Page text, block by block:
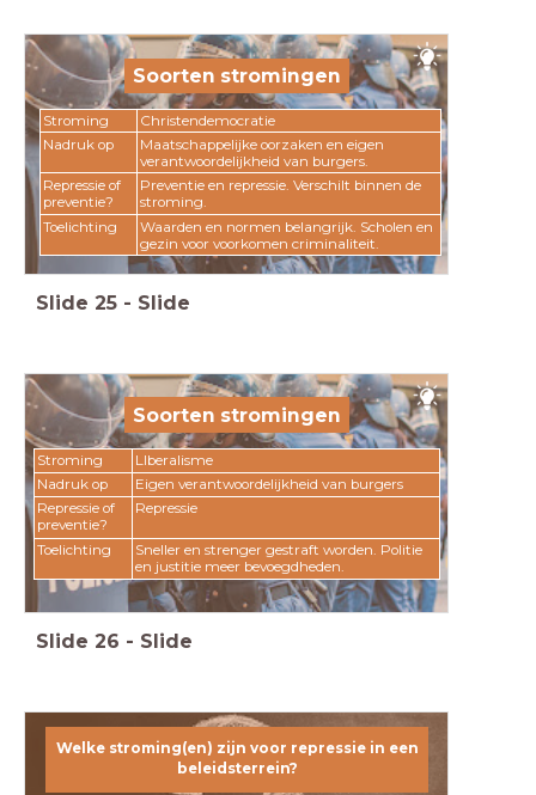
Soorten stromingen
Stroming
Christendemocratie
Nadruk op
Maatschappelijke oorzaken en eigen
verantwoordelijkheid van burgers.
Repressie of
preventie?
Preventie en repressie. Verschilt binnen de
stroming.
Toelichting
Waarden en normen belangrijk. Scholen en
gezin voor voorkomen criminaliteit.
Slide 25 - Slide
Soorten stromingen
Stroming
LIberalisme
Nadruk op
Eigen verantwoordelijkheid van burgers
Repressie of
preventie?
Repressie
Toelichting
Sneller en strenger gestraft worden. Politie
en justitie meer bevoegdheden.
Slide 26 - Slide
Welke stroming(en) zijn voor repressie in een
beleidsterrein?